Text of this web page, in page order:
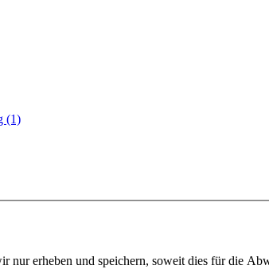
(1)
nur erheben und speichern, soweit dies für die